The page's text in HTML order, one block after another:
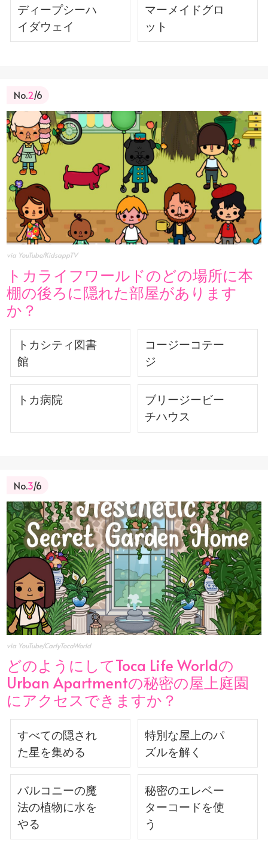
ディープシーハ
イダウェイ
マーメイドグロ
ット
No.2/6
via YouTube/KidsappTV
トカライフワールドのどの場所に本
棚の後ろに隠れた部屋があります
か？
トカシティ図書
館
コージーコテー
ジ
トカ病院
ブリージービー
チハウス
No.3/6
via YouTube/CarlyTocaWorld
どのようにしてToca Life Worldの
Urban Apartmentの秘密の屋上庭園
にアクセスできますか？
すべての隠され
た星を集める
特別な屋上のパ
ズルを解く
バルコニーの魔
法の植物に水を
やる
秘密のエレベー
ターコードを使
う